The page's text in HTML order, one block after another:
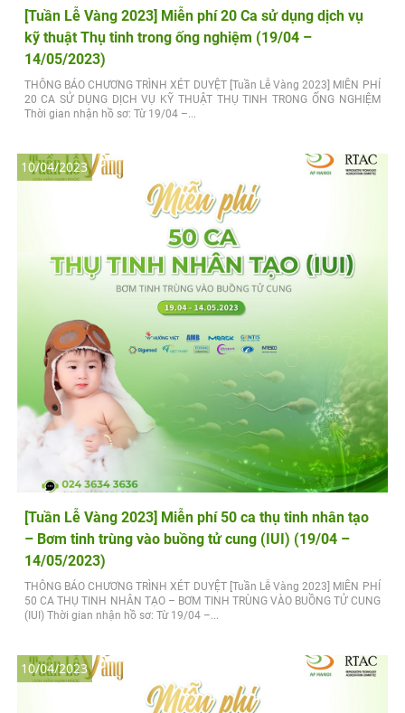
[Tuần Lễ Vàng 2023] Miễn phí 20 Ca sử dụng dịch vụ
kỹ thuật Thụ tinh trong ống nghiệm (19/04 –
14/05/2023)
THÔNG BÁO CHƯƠNG TRÌNH XÉT DUYỆT [Tuần Lễ Vàng 2023] MIỄN PHÍ
20 CA SỬ DỤNG DỊCH VỤ KỸ THUẬT THỤ TINH TRONG ỐNG NGHIỆM
Thời gian nhận hồ sơ: Từ 19/04 –...
[Tuần Lễ Vàng 2023] Miễn phí 50 ca thụ tinh nhân tạo
– Bơm tinh trùng vào buồng tử cung (IUI) (19/04 –
14/05/2023)
THÔNG BÁO CHƯƠNG TRÌNH XÉT DUYỆT [Tuần Lễ Vàng 2023] MIỄN PHÍ
50 CA THỤ TINH NHÂN TẠO – BƠM TINH TRÙNG VÀO BUỒNG TỬ CUNG
(IUI) Thời gian nhận hồ sơ: Từ 19/04 –...
10/04/2023
10/04/2023